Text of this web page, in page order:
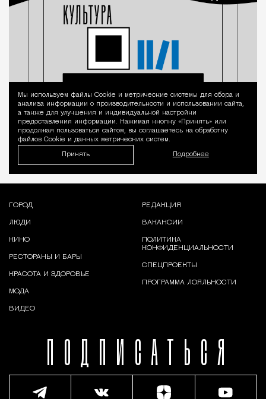
Уведомление
Мы используем файлы Сookie и метрические системы для сбора и
анализа информации о производительности и использовании сайта,
а также для улучшения и индивидуальной настройки
предоставления информации. Нажимая кнопку «Принять» или
продолжая пользоваться сайтом, вы соглашаетесь на обработку
файлов Cookie и данных метрических систем.
Принять Подробнее
ПОДПИСАТЬСЯ
ГОРОД
ЛЮДИ
КИНО
РЕСТОРАНЫ И БАРЫ
КРАСОТА И ЗДОРОВЬЕ
МОДА
ВИДЕО
РЕДАКЦИЯ
ВАКАНСИИ
ПОЛИТИКА
КОНФИДЕНЦИАЛЬНОСТИ
СПЕЦПРОЕКТЫ
ПРОГРАММА ЛОЯЛЬНОСТИ